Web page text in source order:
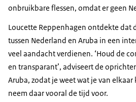
onbruikbare flessen, omdat er geen
Loucette Reppenhagen ontdekte dat
tussen Nederland en Aruba in een
veel aandacht verdienen. ‘Houd de
en transparant’, adviseert de
Aruba, zodat je weet wat je van
neem daar vooral de tijd voor.